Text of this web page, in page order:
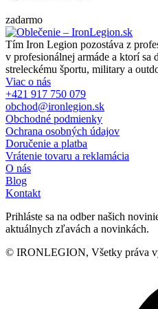
zadarmo
Tím Iron Legion pozostáva z
v profesionálnej armáde a ktorí sa
streleckému športu, military a
Viac o nás
+421 917 750 079
obchod@ironlegion.sk
Obchodné podmienky
Ochrana osobných údajov
Doručenie a platba
Vrátenie tovaru a reklamácia
O nás
Blog
Kontakt
Prihláste sa na odber našich
aktuálnych zľavách a novinkách.
© IRONLEGION, Všetky práva